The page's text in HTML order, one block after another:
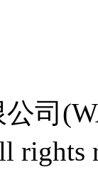
司
rights